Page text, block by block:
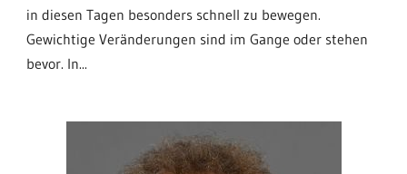
in diesen Tagen besonders schnell zu bewegen.
Gewichtige Veränderungen sind im Gange oder stehen
bevor. In...